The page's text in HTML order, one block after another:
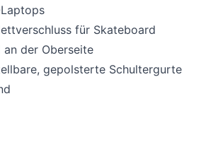
für Skateboard
der Oberseite
gepolsterte Schultergurte